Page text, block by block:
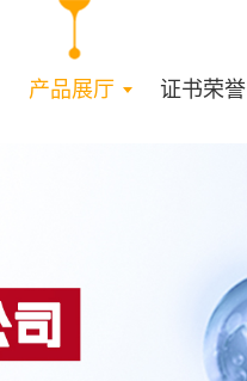
产品展厅 证书荣誉